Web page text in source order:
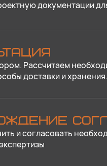
документации
Рассчитаем
доставки и хранения.
и согласовать